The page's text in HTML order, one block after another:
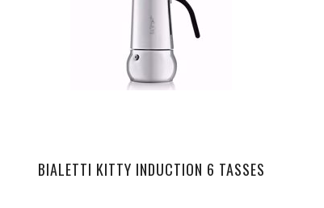
BIALETTI KITTY INDUCTION 6 TASSES